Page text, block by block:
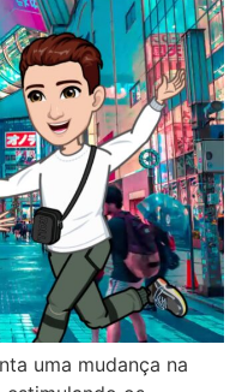
uma mudança na